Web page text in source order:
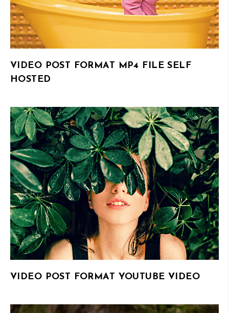
VIDEO POST FORMAT MP4 FILE SELF
HOSTED
VIDEO POST FORMAT YOUTUBE VIDEO